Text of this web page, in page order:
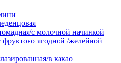
с молочной начинкой
фруктово-ягодной /желейной
в какао